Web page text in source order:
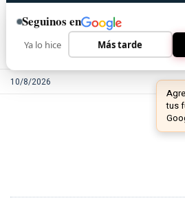
10/8/2026
Seguinos en
Ya lo hice Más tarde